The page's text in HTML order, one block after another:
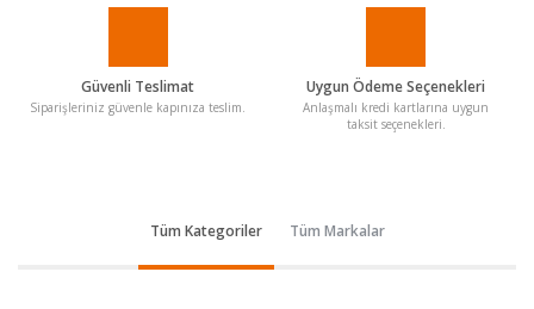
Güvenli Teslimat
Siparişleriniz güvenle kapınıza teslim.
Uygun Ödeme Seçenekleri
Anlaşmalı kredi kartlarına uygun
taksit seçenekleri.
Tüm Kategoriler Tüm Markalar